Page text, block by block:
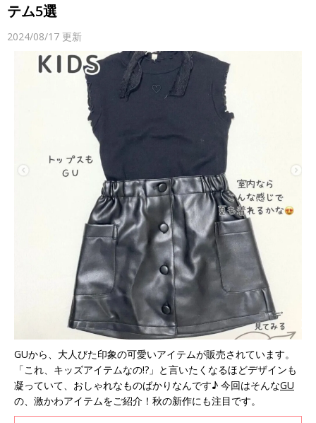
テム5選
2024/08/17 更新
GUから、大人びた印象の可愛いアイテムが販売されています。
「これ、キッズアイテムなの!?」と言いたくなるほどデザインも
凝っていて、おしゃれなものばかりなんです♪ 今回はそんなGU
の、激かわアイテムをご紹介！秋の新作にも注目です。